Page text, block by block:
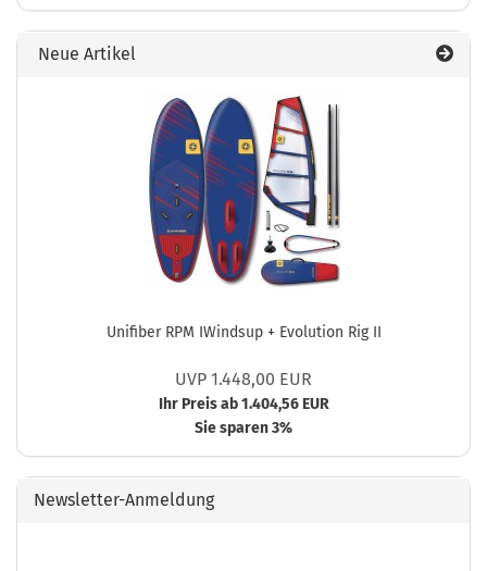
Neue Artikel
Unifiber RPM IWindsup + Evolution Rig II
UVP 1.448,00 EUR
Ihr Preis ab 1.404,56 EUR
Sie sparen 3%
Newsletter-Anmeldung